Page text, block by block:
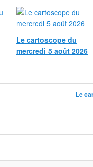
Le cartoscope du
mercredi 5 août 2026
Le